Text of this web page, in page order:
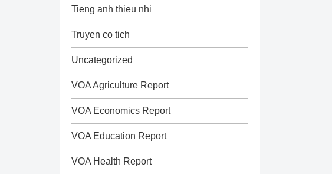
Tieng anh thieu nhi
Truyen co tich
Uncategorized
VOA Agriculture Report
VOA Economics Report
VOA Education Report
VOA Health Report